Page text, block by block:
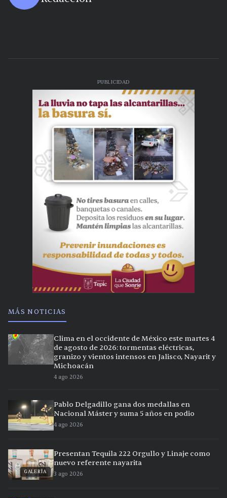
PUBLICIDAD
MÁS NOTICIAS
Clima en el occidente de México este martes 4
de agosto de 2026: tormentas eléctricas,
granizo y vientos intensos en Jalisco, Nayarit y
Michoacán
4 ago 2026
Pablo Delgadillo gana dos medallas en
Nacional Máster y suma 5 años en podio
4 ago 2026
GALERÍA
Presentan Tequila 222 Orgullo y Linaje como
nuevo referente nayarita
3 ago 2026